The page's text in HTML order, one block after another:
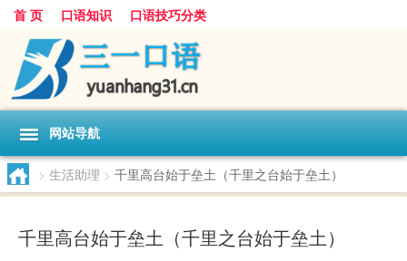
首 页 口语知识 口语技巧分类
网站导航
> 生活助理 > 千里高台始于垒土（千里之台始于垒土）
千里高台始于垒土（千里之台始于垒土）